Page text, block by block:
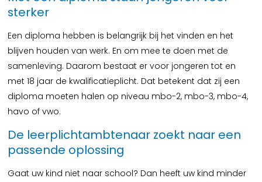
sterker
Een diploma hebben is belangrijk bij het vinden en het
blijven houden van werk. En om mee te doen met de
samenleving. Daarom bestaat er voor jongeren tot en
met 18 jaar de kwalificatieplicht. Dat betekent dat zij een
diploma moeten halen op niveau mbo-2, mbo-3, mbo-4,
havo of vwo.
De leerplichtambtenaar zoekt naar een
passende oplossing
Gaat uw kind niet naar school? Dan heeft uw kind minder